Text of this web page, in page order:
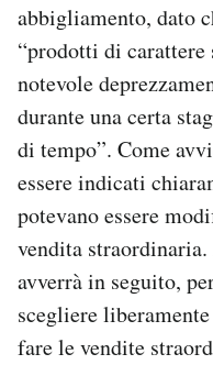
abbigliamento, dato
“prodotti di
notevole
durante una certa
di tempo”. Come
essere indicati
potevano essere
vendita
avverrà in seguito,
scegliere
fare le vendite